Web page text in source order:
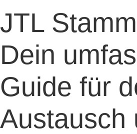
JTL
Dein
Guide für
Austausch